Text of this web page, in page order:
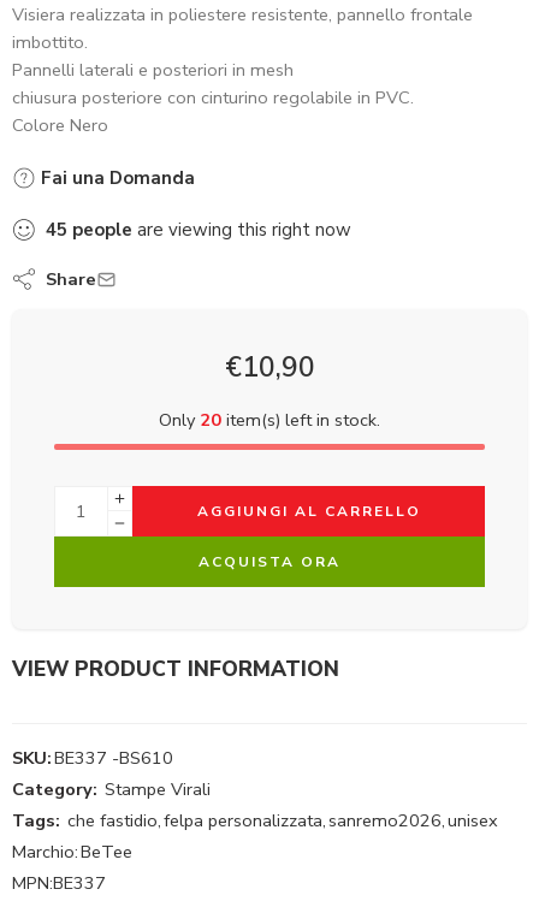
Visiera realizzata in poliestere resistente, pannello frontale
imbottito.
Pannelli laterali e posteriori in mesh
chiusura posteriore con cinturino regolabile in PVC.
Colore Nero
Fai una Domanda
45 people are viewing this right now
Share
€10,90
Only 20 item(s) left in stock.
AGGIUNGI AL CARRELLO
ACQUISTA ORA
VIEW PRODUCT INFORMATION
SKU:BE337 -BS610
Category: Stampe Virali
Tags: che fastidio,felpa personalizzata,sanremo2026,unisex
Marchio:BeTee
MPN:BE337